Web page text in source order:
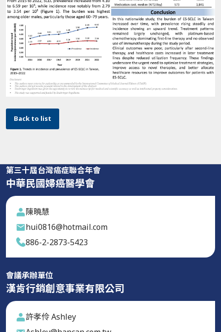
Back to list
第三十屆台灣癌症聯合年會
中華民國婦癌醫學會
陳曉慧
hui0816@hotmail.com
886-2-2873-5423
會議承辦單位
漢肯行銷創意事業有限公司
許孝伶 Ashley